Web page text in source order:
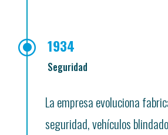
\ 1934
Seguridad
La empresa evoluciona
seguridad, vehículos